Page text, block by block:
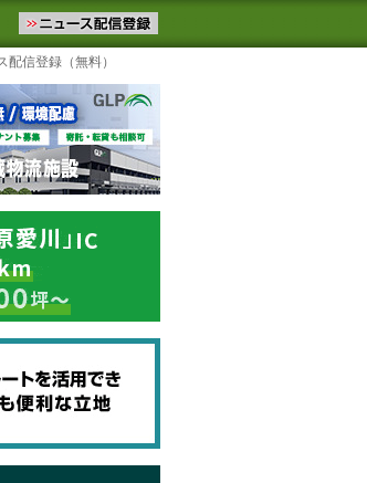
ます。物流ニュースメール配信を登録す
よく見るテーマ
配信登録（無料）